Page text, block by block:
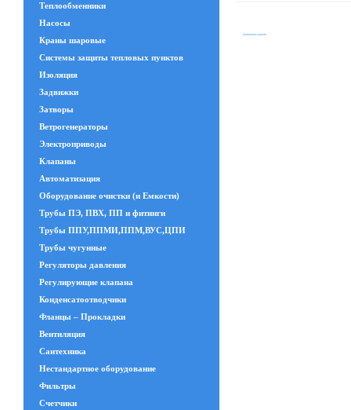
Теплообменники
Насосы
Краны шаровые
Системы защиты тепловых пунктов
Изоляция
Задвижки
Затворы
Ветрогенераторы
Электроприводы
Клапаны
Автоматизация
Оборудование очистки (и Емкости)
Трубы ПЭ, ПВХ, ПП и фитинги
Трубы ППУ,ППМИ,ППМ,ВУС,ЦПИ
Трубы чугунные
Регуляторы давления
Регулирующие клапана
Конденсатоотводчики
Фланцы – Прокладки
Вентиляция
Сантехника
Нестандартное оборудование
Фильтры
Счетчики